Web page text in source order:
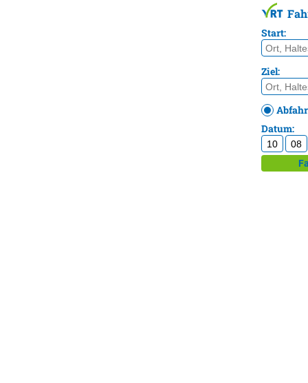
Start:
Ziel:
Datum: